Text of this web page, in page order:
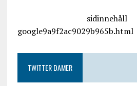
sidinnehåll
google9a9f2ac9029b965b.html
TWITTER DAMER